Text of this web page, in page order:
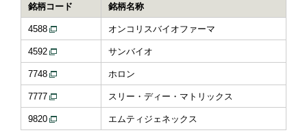
銘柄コード 銘柄名称
4588 オンコリスバイオファーマ
4592 サンバイオ
7748 ホロン
7777 スリー・ディー・マトリックス
9820 エムティジェネックス